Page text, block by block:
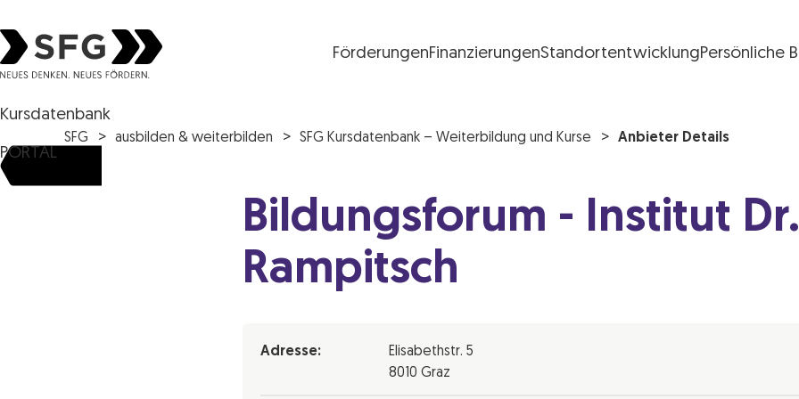
FörderungenFinanzierungenStandortentwicklungPersönliche
PORTAL
Kursdatenbank
SFG ausbilden & weiterbilden SFG Kursdatenbank – Weiterbildung und Kurse Anbieter Details
Bildungsforum - Institut Dr.
Rampitsch
Adresse:
Elisabethstr. 5
8010 Graz